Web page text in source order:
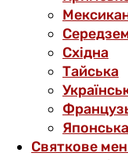
Східна
Тайська
Японська
Святкове